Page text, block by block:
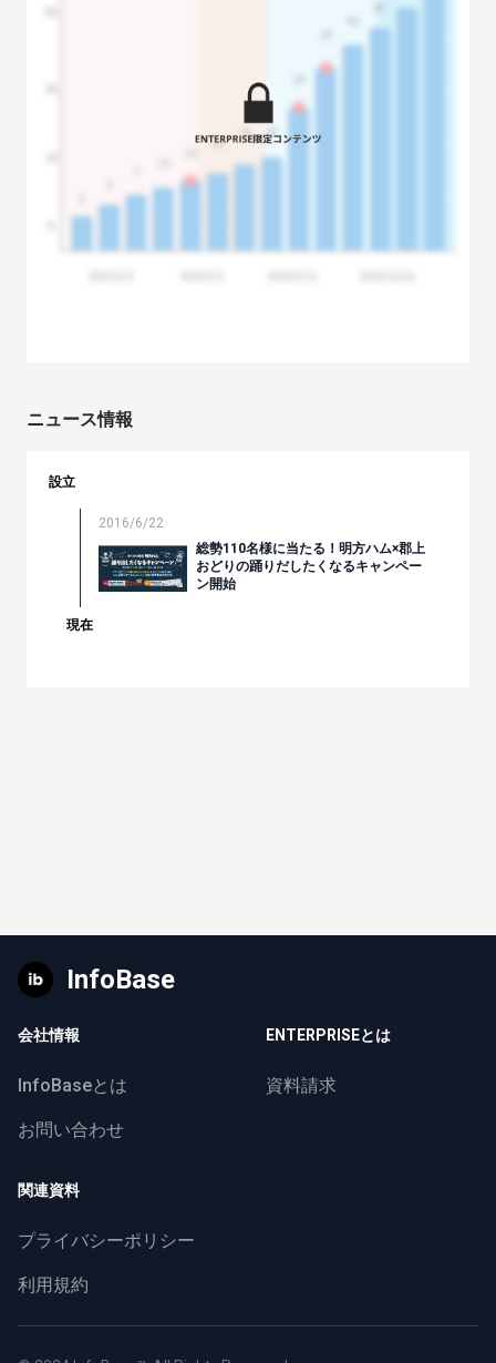
ニュース情報
設立
2016/6/22
総勢110名様に当たる！明方ハム×郡上
おどりの踊りだしたくなるキャンペー
ン開始
現在
InfoBase
会社情報
InfoBaseとは
お問い合わせ
ENTERPRISEとは
資料請求
関連資料
プライバシーポリシー
利用規約